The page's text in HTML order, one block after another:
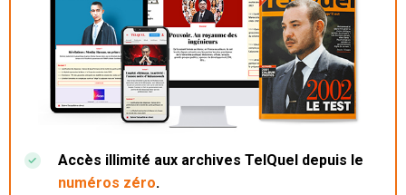
Accès illimité aux archives TelQuel depuis le
numéros zéro.